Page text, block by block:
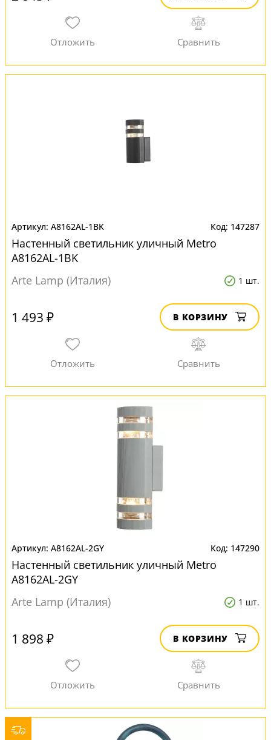
A8162AL-1BK 147287
Настенный светильник уличный Metro
A8162AL-1BK
Arte Lamp (Италия)
1 шт.
1 493 ₽ В КОРЗИНУ
A8162AL-2GY 147290
Настенный светильник уличный Metro
A8162AL-2GY
Arte Lamp (Италия)
1 шт.
1 898 ₽ В КОРЗИНУ